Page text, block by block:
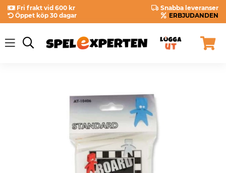
Fri frakt vid 600 kr
Snabba leveranser
Öppet köp 30 dagar
ERBJUDANDEN